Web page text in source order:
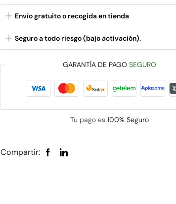
Envío gratuito o recogida en tienda
Seguro a todo riesgo (bajo activación).
GARANTÍA DE PAGOSEGURO
Tu pago es100% Seguro
Compartir: